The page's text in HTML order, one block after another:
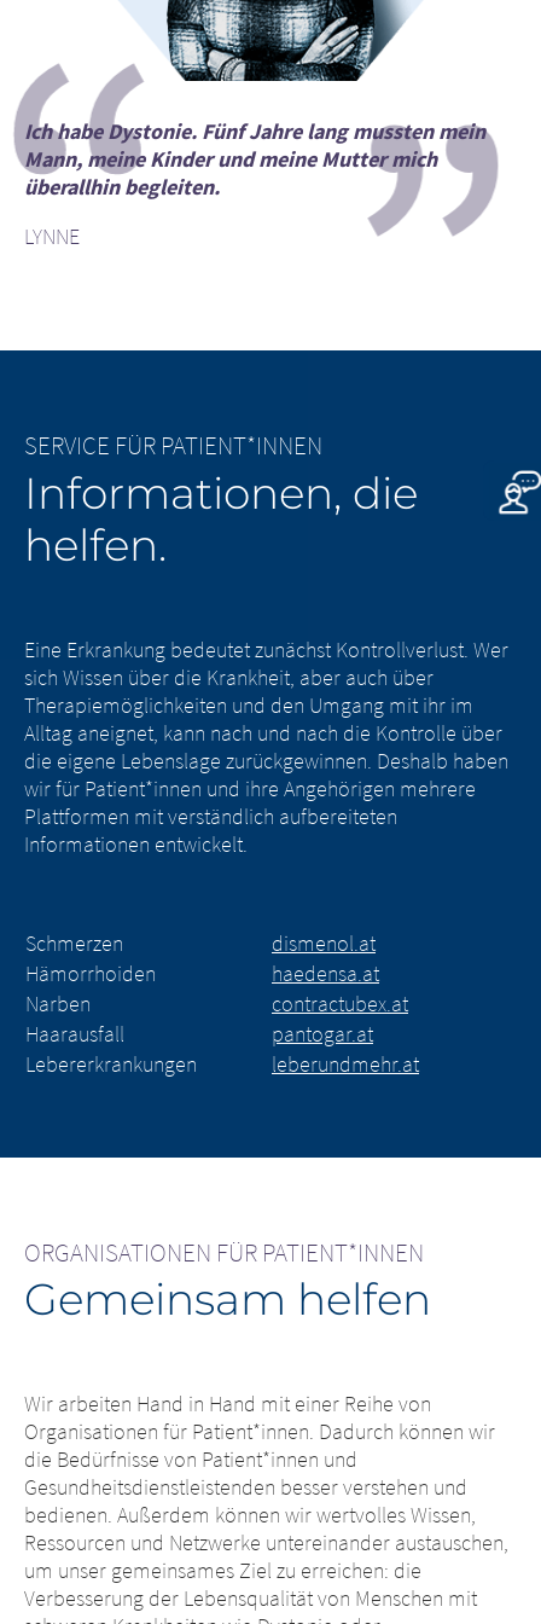
Ich habe Dystonie. Fünf Jahre lang mussten mein
Mann, meine Kinder und meine Mutter mich
überallhin begleiten.
LYNNE
”
SERVICE FÜR PATIENT*INNEN
Informationen, die
helfen.
Eine Erkrankung bedeutet zunächst Kontrollverlust. Wer
sich Wissen über die Krankheit, aber auch über
Therapiemöglichkeiten und den Umgang mit ihr im
Alltag aneignet, kann nach und nach die Kontrolle über
die eigene Lebenslage zurückgewinnen. Deshalb haben
wir für Patient*innen und ihre Angehörigen mehrere
Plattformen mit verständlich aufbereiteten
Informationen entwickelt.
Schmerzen
dismenol.at
Hämorrhoiden
haedensa.at
Narben
contractubex.at
Haarausfall
pantogar.at
Lebererkrankungen
leberundmehr.at
ORGANISATIONEN FÜR PATIENT*INNEN
Gemeinsam helfen
Wir arbeiten Hand in Hand mit einer Reihe von
Organisationen für Patient*innen. Dadurch können wir
die Bedürfnisse von Patient*innen und
Gesundheitsdienstleistenden besser verstehen und
bedienen. Außerdem können wir wertvolles Wissen,
Ressourcen und Netzwerke untereinander austauschen,
um unser gemeinsames Ziel zu erreichen: die
Verbesserung der Lebensqualität von Menschen mit